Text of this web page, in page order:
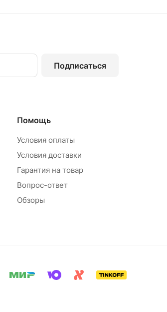
Подписаться
Помощь
Условия оплаты
Условия доставки
Гарантия на товар
Вопрос-ответ
Обзоры